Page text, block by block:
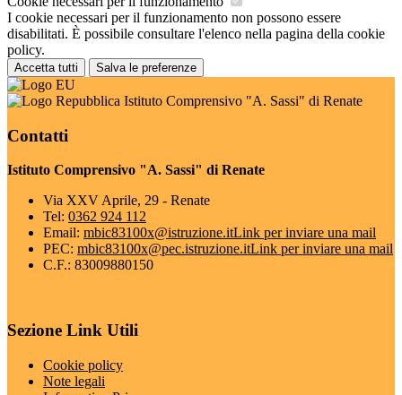
I cookie necessari per il funzionamento non possono essere
disabilitati. È possibile consultare l'elenco nella pagina della cookie
policy.
Accetta tutti Salva le preferenze
Istituto Comprensivo "A. Sassi" di Renate
Contatti
Istituto Comprensivo "A. Sassi" di Renate
Via XXV Aprile, 29 - Renate
Tel: 0362 924 112
Email: mbic83100x@istruzione.itLink per inviare una mail
PEC: mbic83100x@pec.istruzione.itLink per inviare una mail
C.F.: 83009880150
Sezione Link Utili
Cookie policy
Note legali